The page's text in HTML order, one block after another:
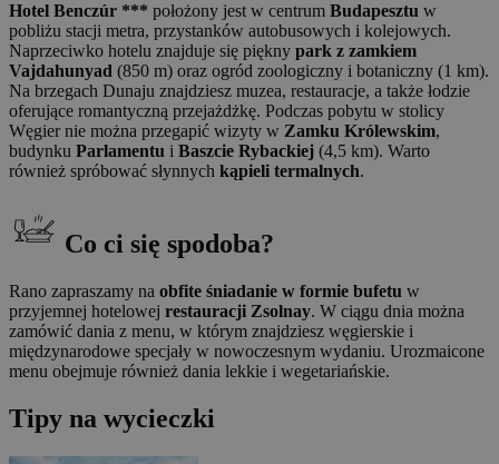
Hotel Benczúr *** położony jest w centrum Budapesztu w
pobliżu stacji metra, przystanków autobusowych i kolejowych.
Naprzeciwko hotelu znajduje się piękny park z zamkiem
Vajdahunyad (850 m) oraz ogród zoologiczny i botaniczny (1 km).
Na brzegach Dunaju znajdziesz muzea, restauracje, a także łodzie
oferujące romantyczną przejażdżkę. Podczas pobytu w stolicy
Węgier nie można przegapić wizyty w Zamku Królewskim,
budynku Parlamentu i Baszcie Rybackiej (4,5 km). Warto
również spróbować słynnych kąpieli termalnych.
Co ci się spodoba?
Rano zapraszamy na obfite śniadanie w formie bufetu w
przyjemnej hotelowej restauracji Zsolnay. W ciągu dnia można
zamówić dania z menu, w którym znajdziesz węgierskie i
międzynarodowe specjały w nowoczesnym wydaniu. Urozmaicone
menu obejmuje również dania lekkie i wegetariańskie.
Tipy na wycieczki